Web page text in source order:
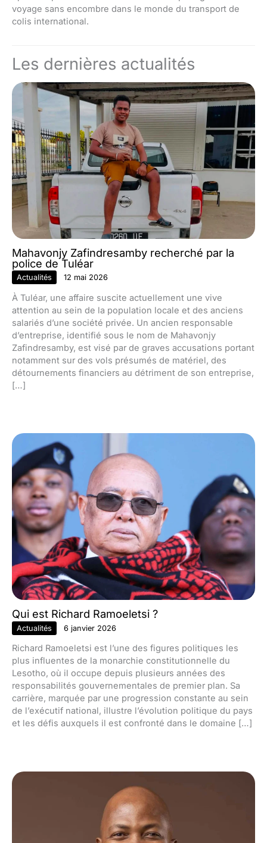
voyage sans encombre dans le monde du transport de
colis international.
Les dernières actualités
Mahavonjy Zafindresamby recherché par la
police de Tuléar
Actualités 12 mai 2026
À Tuléar, une affaire suscite actuellement une vive
attention au sein de la population locale et des anciens
salariés d’une société privée. Un ancien responsable
d’entreprise, identifié sous le nom de Mahavonjy
Zafindresamby, est visé par de graves accusations portant
notamment sur des vols présumés de matériel, des
détournements financiers au détriment de son entreprise,
[…]
Qui est Richard Ramoeletsi ?
Actualités 6 janvier 2026
Richard Ramoeletsi est l’une des figures politiques les
plus influentes de la monarchie constitutionnelle du
Lesotho, où il occupe depuis plusieurs années des
responsabilités gouvernementales de premier plan. Sa
carrière, marquée par une progression constante au sein
de l’exécutif national, illustre l’évolution politique du pays
et les défis auxquels il est confronté dans le domaine […]